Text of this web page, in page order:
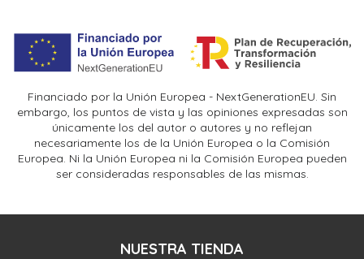
Financiado por la Unión Europea - NextGenerationEU. Sin
embargo, los puntos de vista y las opiniones expresadas son
únicamente los del autor o autores y no reflejan
necesariamente los de la Unión Europea o la Comisión
Europea. Ni la Unión Europea ni la Comisión Europea pueden
ser consideradas responsables de las mismas.
NUESTRA TIENDA